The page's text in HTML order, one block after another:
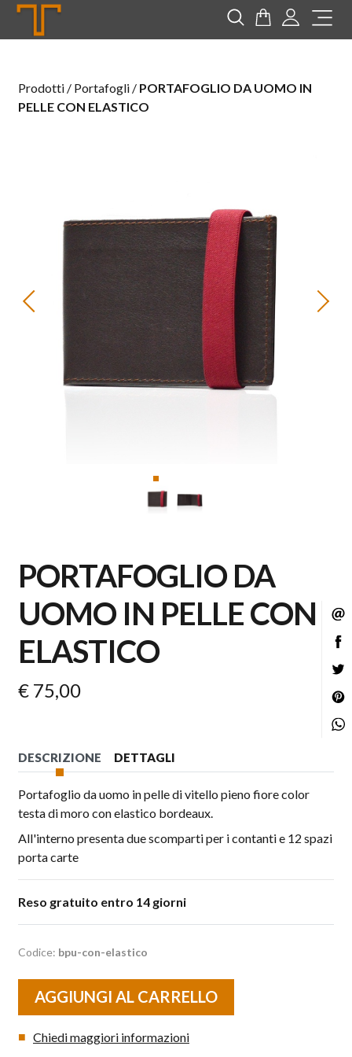
Tannerie Cerca CarrelloLogin
Prodotti / Portafogli / PORTAFOGLIO DA UOMO IN
PELLE CON ELASTICO
PORTAFOGLIO DA
UOMO IN PELLE CON
ELASTICO
€ 75,00
DESCRIZIONE DETTAGLI
Portafoglio da uomo in pelle di vitello pieno fiore color
testa di moro con elastico bordeaux.
All'interno presenta due scomparti per i contanti e 12 spazi
porta carte
Reso gratuito entro 14 giorni
Codice: bpu-con-elastico
AGGIUNGI AL CARRELLO
Chiedi maggiori informazioni